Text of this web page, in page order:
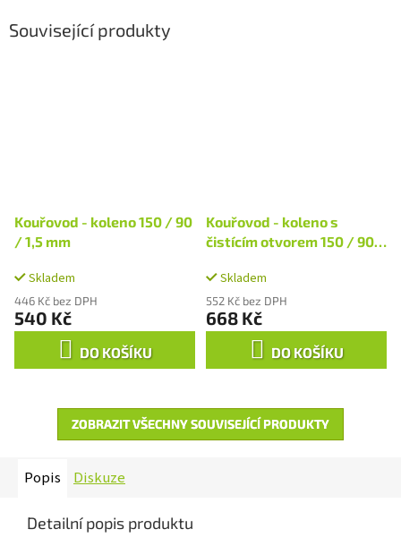
Související produkty
Kouřovod - koleno 150 / 90
/ 1,5 mm
Skladem
446 Kč bez DPH
540 Kč
DO KOŠÍKU
Kouřovod - koleno s
čistícím otvorem 150 / 90 /
Skladem
552 Kč bez DPH
668 Kč
DO KOŠÍKU
ZOBRAZIT VŠECHNY SOUVISEJÍCÍ PRODUKTY
Popis Diskuze
Detailní popis produktu